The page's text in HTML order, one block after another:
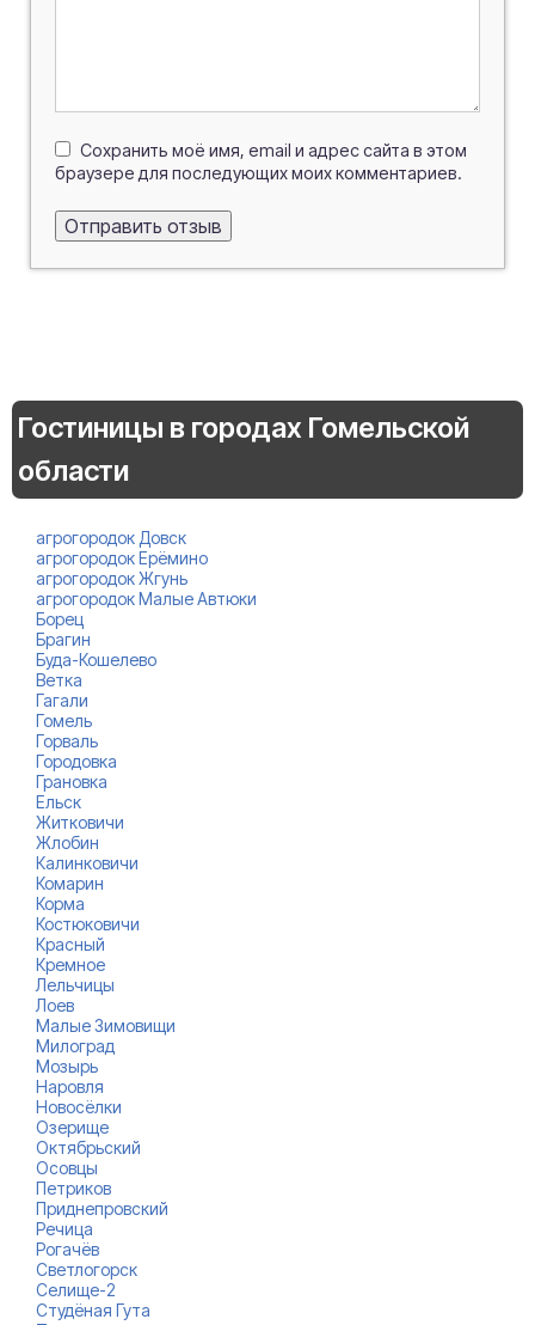
Сохранить моё имя, email и адрес сайта в этом
браузере для последующих моих комментариев.
Гостиницы в городах Гомельской
области
агрогородок Довск
агрогородок Ерёмино
агрогородок Жгунь
агрогородок Малые Автюки
Борец
Брагин
Буда-Кошелево
Ветка
Гагали
Гомель
Горваль
Городовка
Грановка
Ельск
Житковичи
Жлобин
Калинковичи
Комарин
Корма
Костюковичи
Красный
Кремное
Лельчицы
Лоев
Малые Зимовищи
Милоград
Мозырь
Наровля
Новосёлки
Озерище
Октябрьский
Осовцы
Петриков
Приднепровский
Речица
Рогачёв
Светлогорск
Селище-2
Студёная Гута